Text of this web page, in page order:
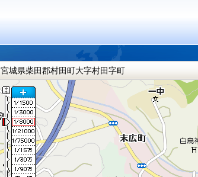
宮城県柴田郡村田町大字村田字町